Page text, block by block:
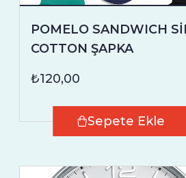
POMELO SANDWICH
COTTON ŞAPKA
₺120,00
Sepete Ekle